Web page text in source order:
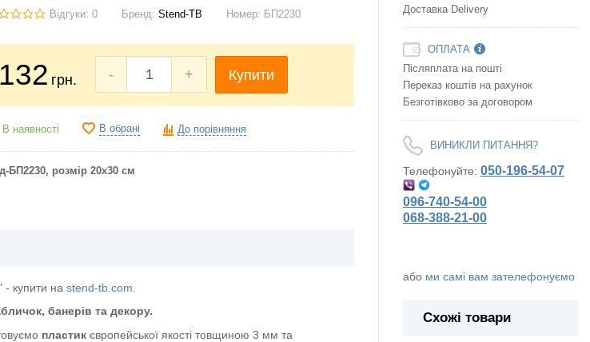
Відгуки: 0 Бренд: Stend-TB Номер: БП2230
132 грн. - + Купити
В наявності В обрані До порівняння
БП2230, розмір 20х30 см
- купити на stend-tb.com.
банерів та декору.
пластик європейської якості товщиною 3 мм та
Доставка Delivery
ОПЛАТА
Післяплата на пошті
Переказ коштів на рахунок
Безготівково за договором
ВИНИКЛИ ПИТАННЯ?
Телефонуйте: 050-196-54-07
096-740-54-00
068-388-21-00
або ми самі вам зателефонуємо
Схожі товари